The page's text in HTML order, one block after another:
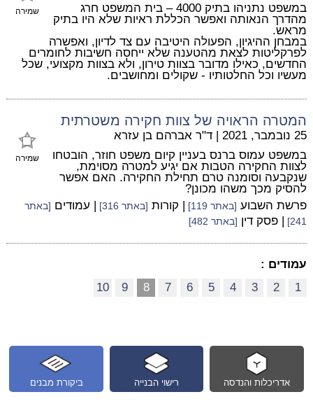
שמירה
במשפט נתניהו בתיק 4000 – בית המשפט חרג
מהדרך הנאותה ואפשר הכללת ראיות שלא היו בתיק
מראש.
במבחן ההיגיון, הפעולה היטיבה עם צד לדיון, ואפשרה
לפרקליטות לצאת מהטענה שלא ייחסה חשיבות לחומרים
החדשים, כאילו מדובר בצוות טירון, ולא בצוות מקצועי, שכל
מעשיו וכל החלטותיו - שקולים ומחושבים.
המטרה הראויה של צוות חקירה משטרתית
שמירה
25 נובמבר, 2021 | ד"ר אברהם בן עזרא
במשפט עמוס ברנס בעניין קיום משפט חוזר, הובטחו
לצוות החקירה הטבות אם יגיע למטרה מסוימת,
שנקבעה וסומנה טרם תחילת החקירה. האם אפשר
להסיק מכך משהו מכונן?
פרשת השבוע [באתר 119] | קורות [באתר 316] | עמודים [באתר
241]
| פסק דין [באתר 482]
עמודים :
1
2
3
4
5
6
7
8
9
10
ביקורת מבנים רישוי הבנייה אדריכלות והנדסה